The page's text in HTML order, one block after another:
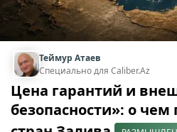
Теймур Атаев
Специально для Caliber.Az
Цена гарантий и
безопасности»: о